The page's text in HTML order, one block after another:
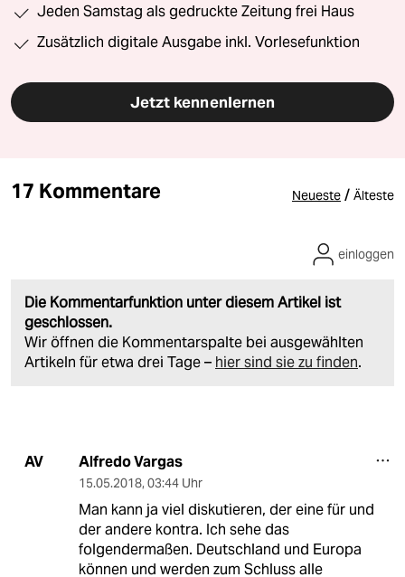
Jeden Samstag als gedruckte Zeitung frei Haus
Zusätzlich digitale Ausgabe inkl. Vorlesefunktion
Jetzt kennenlernen
17 Kommentare Neueste / Älteste
Die Kommentarfunktion unter diesem Artikel ist
geschlossen.
Wir öffnen die Kommentarspalte bei ausgewählten
Artikeln für etwa drei Tage – hier sind sie zu finden.
einloggen
AV Alfredo Vargas
15.05.2018, 03:44 Uhr
Man kann ja viel diskutieren, der eine für und
der andere kontra. Ich sehe das
folgendermaßen. Deutschland und Europa
können und werden zum Schluss alle